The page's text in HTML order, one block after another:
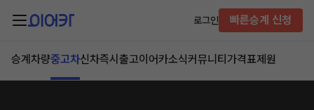
로그인 빠른승계 신청
승계차량중고차신차즉시출고이어카소식커뮤니티 가격표제원